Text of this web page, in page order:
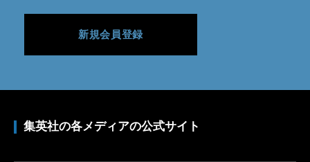
新規会員登録
集英社の各メディアの公式サイト